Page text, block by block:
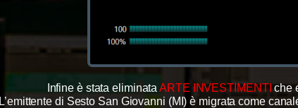
Infine è stata eliminataARTE INVESTIMENTI che
L’emittente di Sesto San Giovanni (MI) è migrata come